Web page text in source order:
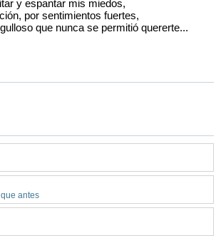
y espantar mis miedos,
por sentimientos fuertes,
que nunca se permitió quererte...
antes